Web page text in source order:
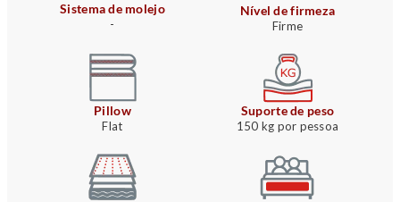
Sistema de molejo
-
Nível de firmeza
Firme
Pillow
Flat
Suporte de peso
150 kg por pessoa